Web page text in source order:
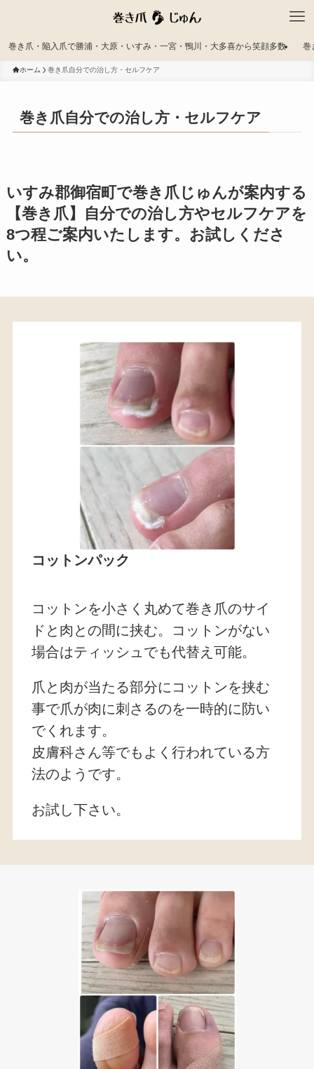
巻き爪・陥入爪で勝浦・大原・いすみ・一宮・鴨川・大多喜から笑顔多数 巻
ホーム 巻き爪自分での治し方・セルフケア
巻き爪自分での治し方・セルフケア
いすみ郡御宿町で巻き爪じゅんが案内する
【巻き爪】自分での治し方やセルフケアを
8つ程ご案内いたします。お試しくださ
い。
コットンパック
コットンを小さく丸めて巻き爪のサイ
ドと肉との間に挟む。コットンがない
場合はティッシュでも代替え可能。
爪と肉が当たる部分にコットンを挟む
事で爪が肉に刺さるのを一時的に防い
でくれます。
皮膚科さん等でもよく行われている方
法のようです。
お試し下さい。